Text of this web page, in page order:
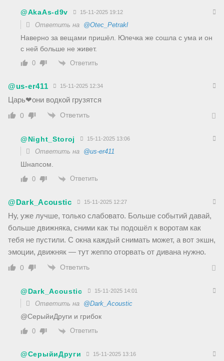
@AkaAs-d9v 15-11-2025 19:12
Ответить на @Otec_Petrakl
Наверно за вещами пришёл. Юлечка же сошла с ума и он
с ней больше не живет.
0 Ответить
@us-er411 15-11-2025 12:34
Царь❤они водкой грузятся
0 Ответить
@Night_Storoj 15-11-2025 13:06
Ответить на @us-er411
Шнапсом.
0 Ответить
@Dark_Acoustic 15-11-2025 12:27
Ну, уже лучше, только слабовато. Больше событий давай,
больше движняка, сними как ты подошёл к воротам как
тебя не пустили. С окна каждый снимать может, а вот экшн,
эмоции, движняк — тут жеппо оторвать от дивана нужно.
0 Ответить
@Dark_Acoustic 15-11-2025 14:01
Ответить на @Dark_Acoustic
@СерыйиДруги и грибок
0 Ответить
@СерыйиДруги 15-11-2025 13:16